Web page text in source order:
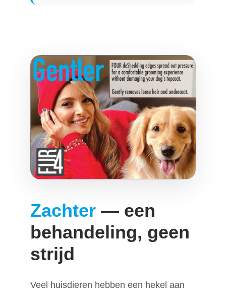
Zachter — een
behandeling, geen
strijd
Veel huisdieren hebben een hekel aan